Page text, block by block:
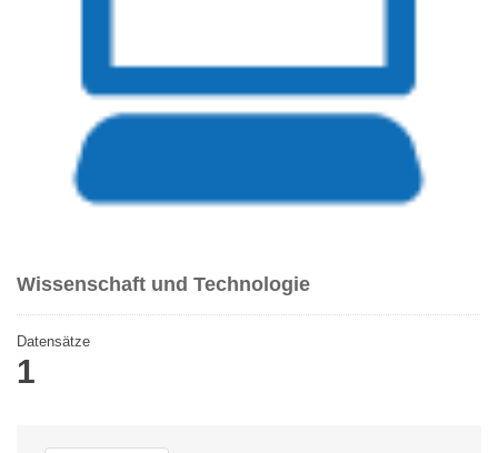
Wissenschaft und Technologie
Datensätze
1